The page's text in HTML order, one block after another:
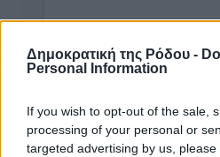
Δημοκρατική της Ρόδου -
Personal Information
If you wish to opt-out of the sale,
processing of your personal or
targeted advertising by us,